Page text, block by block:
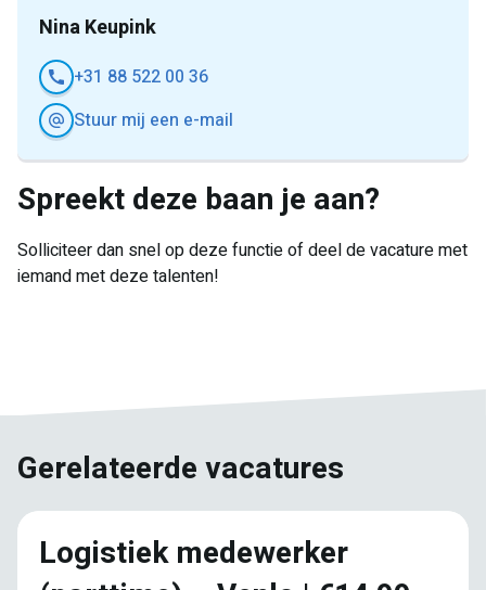
Nina Keupink
+31 88 522 00 36
Stuur mij een e-mail
Spreekt deze baan je aan?
Solliciteer dan snel op deze functie of deel de vacature met
iemand met deze talenten!
Gerelateerde vacatures
Logistiek medewerker